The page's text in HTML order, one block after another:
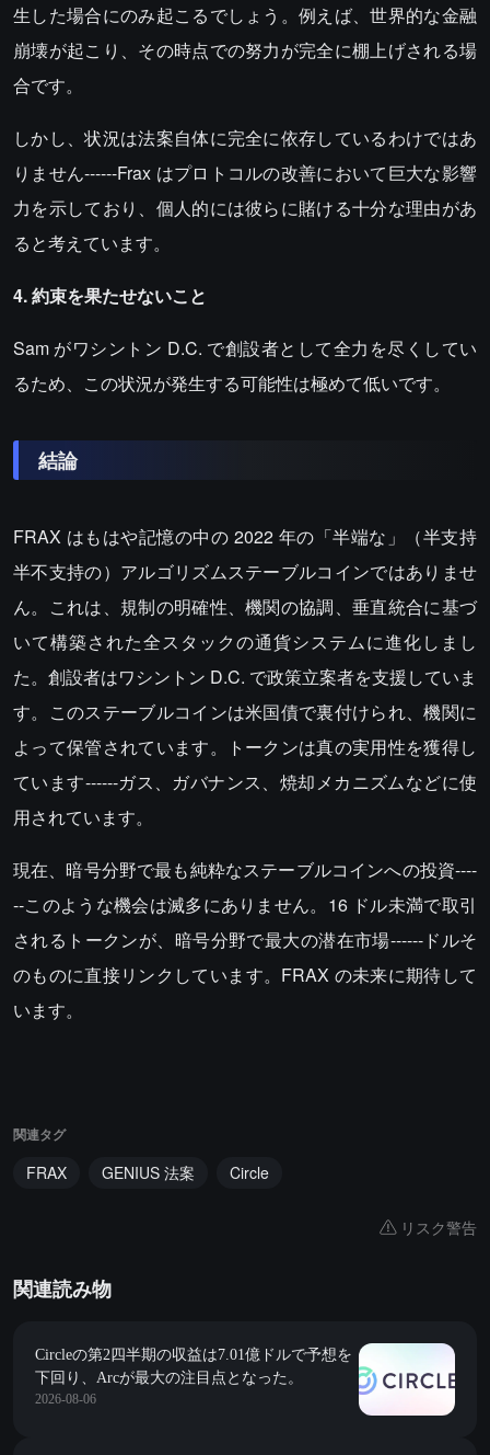
生した場合にのみ起こるでしょう。例えば、世界的な金融
崩壊が起こり、その時点での努力が完全に棚上げされる場
合です。
しかし、状況は法案自体に完全に依存しているわけではあ
りません------Frax はプロトコルの改善において巨大な影響
力を示しており、個人的には彼らに賭ける十分な理由があ
ると考えています。
4. 約束を果たせないこと
Sam がワシントン D.C. で創設者として全力を尽くしてい
るため、この状況が発生する可能性は極めて低いです。
結論
FRAX はもはや記憶の中の 2022 年の「半端な」（半支持
半不支持の）アルゴリズムステーブルコインではありませ
ん。これは、規制の明確性、機関の協調、垂直統合に基づ
いて構築された全スタックの通貨システムに進化しまし
た。創設者はワシントン D.C. で政策立案者を支援していま
す。このステーブルコインは米国債で裏付けられ、機関に
よって保管されています。トークンは真の実用性を獲得し
ています------ガス、ガバナンス、焼却メカニズムなどに使
用されています。
現在、暗号分野で最も純粋なステーブルコインへの投資----
--このような機会は滅多にありません。16 ドル未満で取引
されるトークンが、暗号分野で最大の潜在市場------ドルそ
のものに直接リンクしています。FRAX の未来に期待して
います。
関連タグ
FRAX GENIUS 法案 Circle
リスク警告
関連読み物
Circleの第2四半期の収益は7.01億ドルで予想を
下回り、Arcが最大の注目点となった。
2026-08-06